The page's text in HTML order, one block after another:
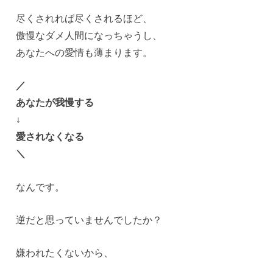
尽くされれば尽くされるほど、
傲慢なダメ人間になっちゃうし、
あなたへの愛情も薄まります。
／
あなたが我慢する
↓
愛されなくなる
＼
なんです。
逆だと思っていませんでしたか？
嫌われたくないから、